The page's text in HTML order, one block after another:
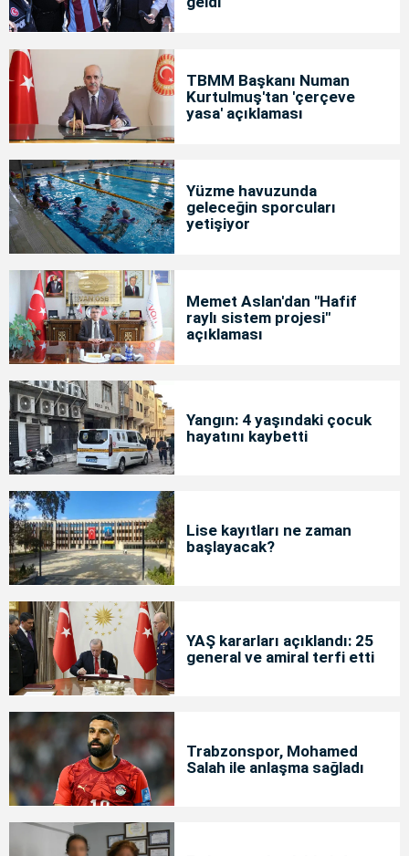
TBMM Başkanı Numan
Kurtulmuş'tan 'çerçeve
yasa' açıklaması
Yüzme havuzunda
geleceğin sporcuları
yetişiyor
Memet Aslan'dan "Hafif
raylı sistem projesi"
açıklaması
Yangın: 4 yaşındaki çocuk
hayatını kaybetti
Lise kayıtları ne zaman
başlayacak?
YAŞ kararları açıklandı: 25
general ve amiral terfi etti
Trabzonspor, Mohamed
Salah ile anlaşma sağladı